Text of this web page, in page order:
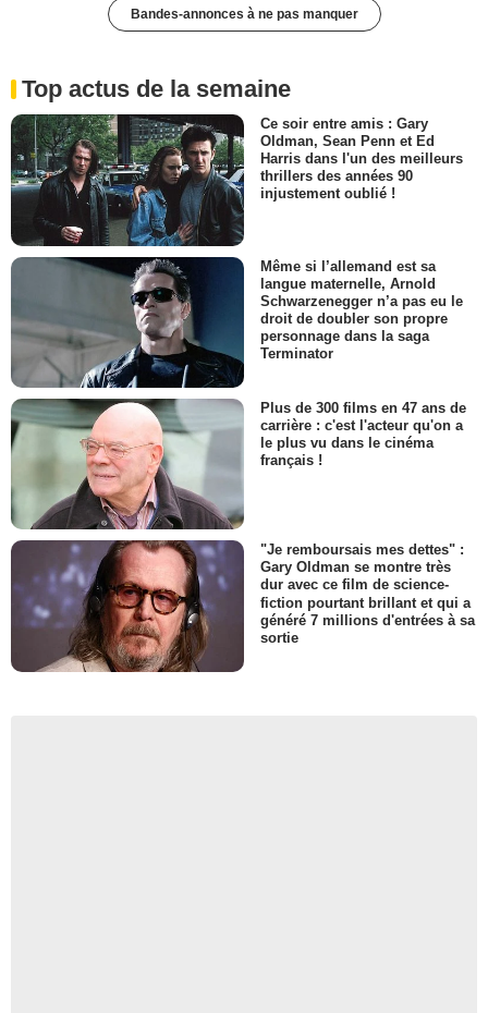
Bandes-annonces à ne pas manquer
Top actus de la semaine
Ce soir entre amis : Gary
Oldman, Sean Penn et Ed
Harris dans l'un des meilleurs
thrillers des années 90
injustement oublié !
Même si l’allemand est sa
langue maternelle, Arnold
Schwarzenegger n’a pas eu le
droit de doubler son propre
personnage dans la saga
Terminator
Plus de 300 films en 47 ans de
carrière : c'est l'acteur qu'on a
le plus vu dans le cinéma
français !
"Je remboursais mes dettes" :
Gary Oldman se montre très
dur avec ce film de science-
fiction pourtant brillant et qui a
généré 7 millions d'entrées à sa
sortie